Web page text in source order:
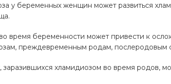
у беременных женщин может развиться
время беременности может привести к
преждевременным родам, послеродовым
хламидиозом во время родов,